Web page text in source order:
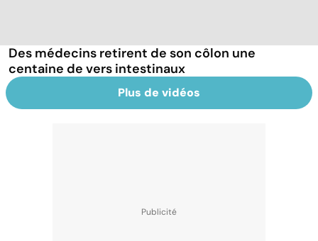
Des médecins retirent de son côlon une
centaine de vers intestinaux
Plus de vidéos